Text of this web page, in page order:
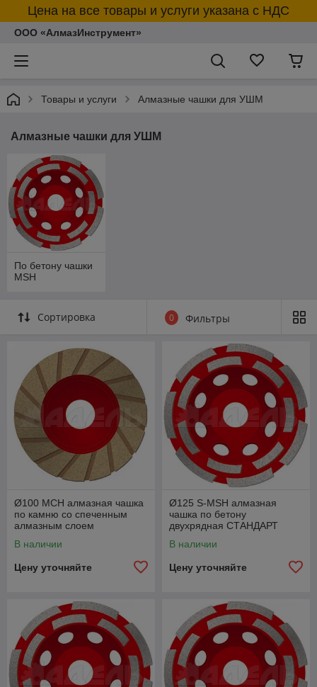
Цена на все товары и услуги указана с НДС
ООО «АлмазИнструмент»
Товары и услуги Алмазные чашки для УШМ
Алмазные чашки для УШМ
По бетону чашки
MSH
Сортировка 0 Фильтры
Ø100 MCH алмазная чашка
по камню со спеченным
алмазным слоем
В наличии
Цену уточняйте
Ø125 S-MSH алмазная
чашка по бетону
двухрядная СТАНДАРТ
В наличии
Цену уточняйте